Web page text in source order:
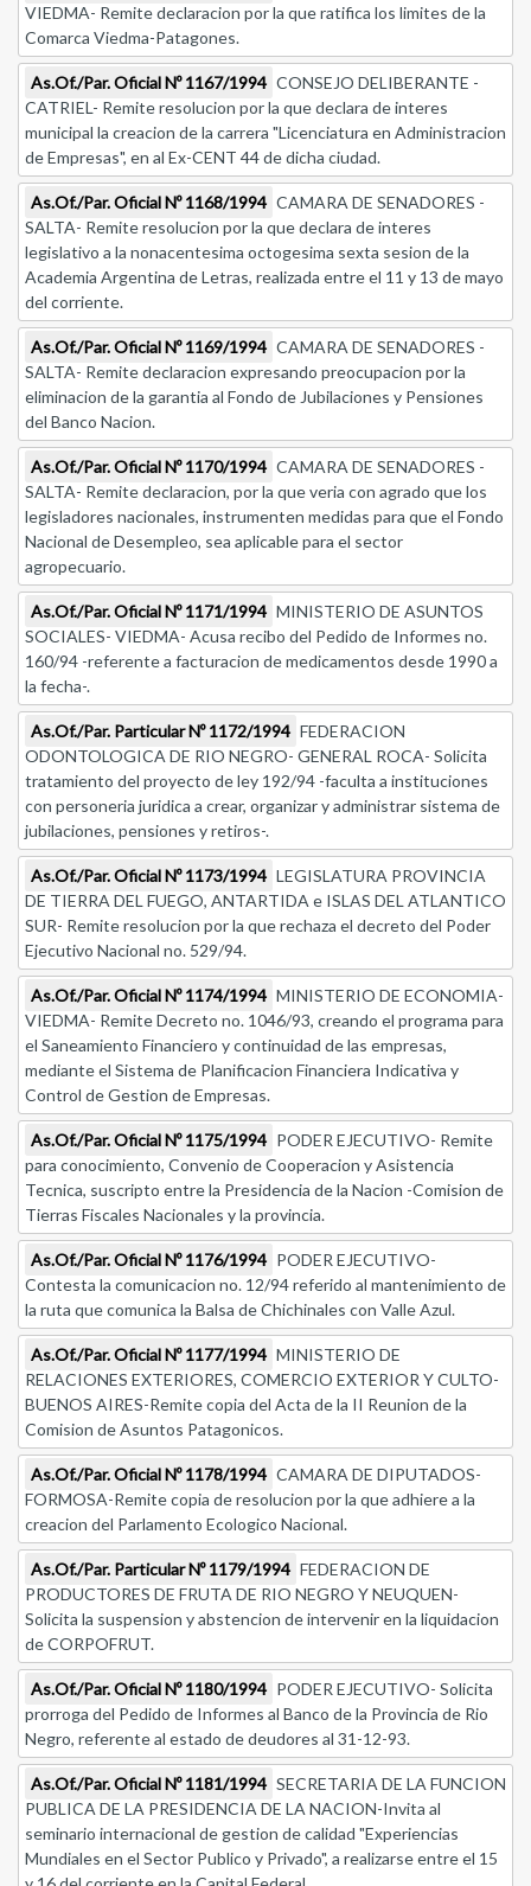
VIEDMA- Remite declaracion por la que ratifica los limites de la
Comarca Viedma-Patagones.
As.Of./Par. Oficial Nº 1167/1994 CONSEJO DELIBERANTE -
CATRIEL- Remite resolucion por la que declara de interes
municipal la creacion de la carrera "Licenciatura en Administracion
de Empresas", en al Ex-CENT 44 de dicha ciudad.
As.Of./Par. Oficial Nº 1168/1994 CAMARA DE SENADORES -
SALTA- Remite resolucion por la que declara de interes
legislativo a la nonacentesima octogesima sexta sesion de la
Academia Argentina de Letras, realizada entre el 11 y 13 de mayo
del corriente.
As.Of./Par. Oficial Nº 1169/1994 CAMARA DE SENADORES -
SALTA- Remite declaracion expresando preocupacion por la
eliminacion de la garantia al Fondo de Jubilaciones y Pensiones
del Banco Nacion.
As.Of./Par. Oficial Nº 1170/1994 CAMARA DE SENADORES -
SALTA- Remite declaracion, por la que veria con agrado que los
legisladores nacionales, instrumenten medidas para que el Fondo
Nacional de Desempleo, sea aplicable para el sector
agropecuario.
As.Of./Par. Oficial Nº 1171/1994 MINISTERIO DE ASUNTOS
SOCIALES- VIEDMA- Acusa recibo del Pedido de Informes no.
160/94 -referente a facturacion de medicamentos desde 1990 a
la fecha-.
As.Of./Par. Particular Nº 1172/1994 FEDERACION
ODONTOLOGICA DE RIO NEGRO- GENERAL ROCA- Solicita
tratamiento del proyecto de ley 192/94 -faculta a instituciones
con personeria juridica a crear, organizar y administrar sistema de
jubilaciones, pensiones y retiros-.
As.Of./Par. Oficial Nº 1173/1994 LEGISLATURA PROVINCIA
DE TIERRA DEL FUEGO, ANTARTIDA e ISLAS DEL ATLANTICO
SUR- Remite resolucion por la que rechaza el decreto del Poder
Ejecutivo Nacional no. 529/94.
As.Of./Par. Oficial Nº 1174/1994 MINISTERIO DE ECONOMIA-
VIEDMA- Remite Decreto no. 1046/93, creando el programa para
el Saneamiento Financiero y continuidad de las empresas,
mediante el Sistema de Planificacion Financiera Indicativa y
Control de Gestion de Empresas.
As.Of./Par. Oficial Nº 1175/1994 PODER EJECUTIVO- Remite
para conocimiento, Convenio de Cooperacion y Asistencia
Tecnica, suscripto entre la Presidencia de la Nacion -Comision de
Tierras Fiscales Nacionales y la provincia.
As.Of./Par. Oficial Nº 1176/1994 PODER EJECUTIVO-
Contesta la comunicacion no. 12/94 referido al mantenimiento de
la ruta que comunica la Balsa de Chichinales con Valle Azul.
As.Of./Par. Oficial Nº 1177/1994 MINISTERIO DE
RELACIONES EXTERIORES, COMERCIO EXTERIOR Y CULTO-
BUENOS AIRES-Remite copia del Acta de la II Reunion de la
Comision de Asuntos Patagonicos.
As.Of./Par. Oficial Nº 1178/1994 CAMARA DE DIPUTADOS-
FORMOSA-Remite copia de resolucion por la que adhiere a la
creacion del Parlamento Ecologico Nacional.
As.Of./Par. Particular Nº 1179/1994 FEDERACION DE
PRODUCTORES DE FRUTA DE RIO NEGRO Y NEUQUEN-
Solicita la suspension y abstencion de intervenir en la liquidacion
de CORPOFRUT.
As.Of./Par. Oficial Nº 1180/1994 PODER EJECUTIVO- Solicita
prorroga del Pedido de Informes al Banco de la Provincia de Rio
Negro, referente al estado de deudores al 31-12-93.
As.Of./Par. Oficial Nº 1181/1994 SECRETARIA DE LA FUNCION
PUBLICA DE LA PRESIDENCIA DE LA NACION-Invita al
seminario internacional de gestion de calidad "Experiencias
Mundiales en el Sector Publico y Privado", a realizarse entre el 15